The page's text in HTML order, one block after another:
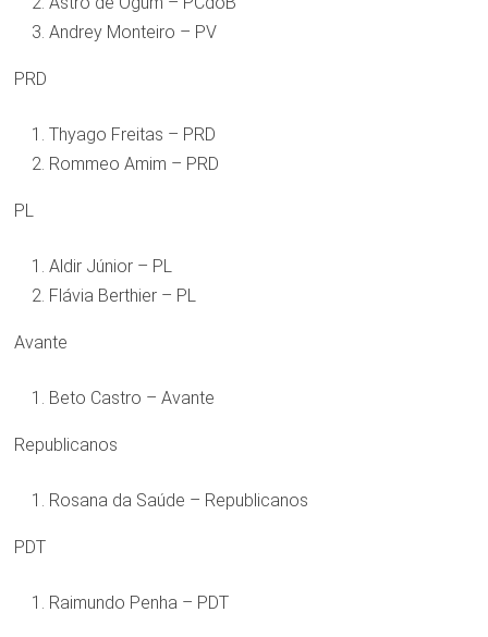
Andrey Monteiro – PV
PRD
Thyago Freitas – PRD
Rommeo Amim – PRD
PL
Aldir Júnior – PL
Flávia Berthier – PL
Avante
Beto Castro – Avante
Republicanos
Rosana da Saúde – Republicanos
PDT
Raimundo Penha – PDT